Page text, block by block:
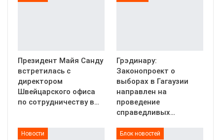
Президент Майя Санду
встретилась с
директором
Швейцарского офиса
по сотрудничеству в…
Грэдинару:
Законопроект о
выборах в Гагаузии
направлен на
проведение
справедливых…
Новости Блок новостей